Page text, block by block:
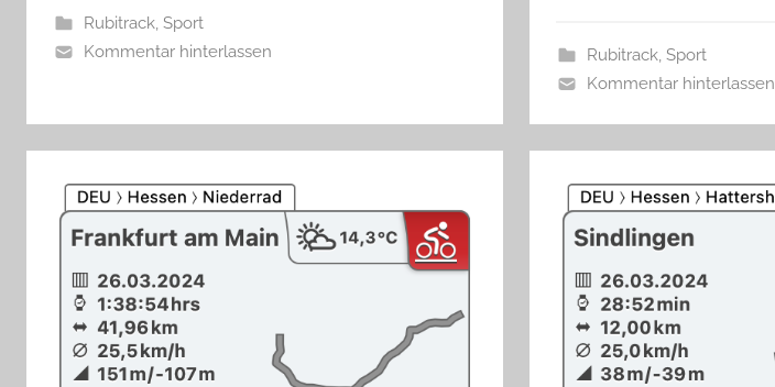
Rubitrack, Sport
Kommentar hinterlassen
Rubitrack, Sport
Kommentar hinterlassen